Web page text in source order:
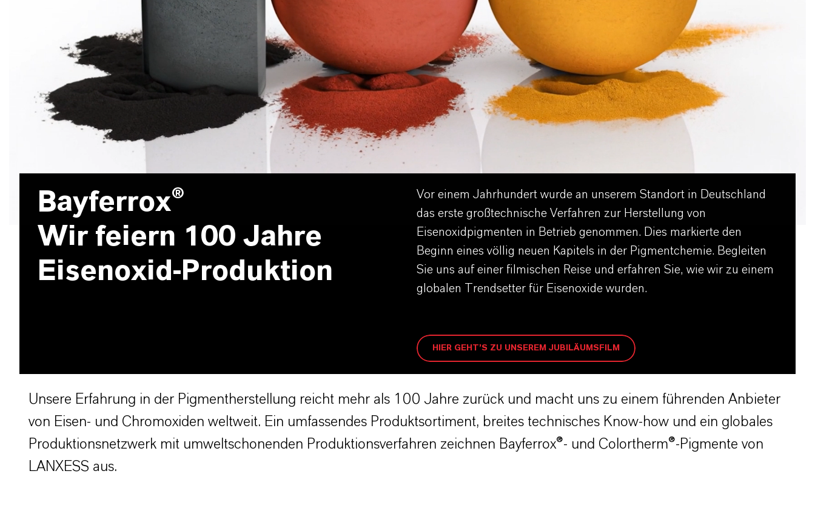
Bayferrox®
Wir feiern 100 Jahre
Eisenoxid-Produktion
Vor einem Jahrhundert wurde an unserem Standort in Deutschland
das erste großtechnische Verfahren zur Herstellung von
Eisenoxidpigmenten in Betrieb genommen. Dies markierte den
Beginn eines völlig neuen Kapitels in der Pigmentchemie. Begleiten
Sie uns auf einer filmischen Reise und erfahren Sie, wie wir zu einem
globalen Trendsetter für Eisenoxide wurden.
HIER GEHT’S ZU UNSEREM JUBILÄUMSFILM
Unsere Erfahrung in der Pigmentherstellung reicht mehr als 100 Jahre zurück und macht uns zu einem führenden Anbieter
von Eisen- und Chromoxiden weltweit. Ein umfassendes Produktsortiment, breites technisches Know-how und ein globales
Produktionsnetzwerk mit umweltschonenden Produktionsverfahren zeichnen Bayferrox®- und Colortherm®-Pigmente von
LANXESS aus.